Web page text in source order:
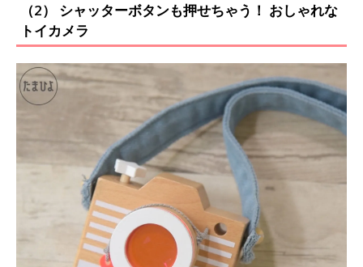
（2） シャッターボタンも押せちゃう！ おしゃれな
トイカメラ